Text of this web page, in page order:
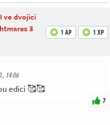
I ve dvojici
3
1 AP 1 XP
14:06
edici 🥰🥰
7